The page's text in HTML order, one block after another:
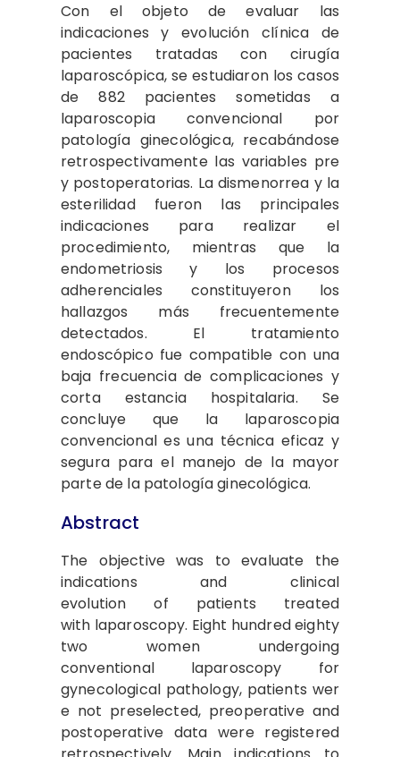
Con el objeto de evaluar las
indicaciones y evolución clínica de
pacientes tratadas con cirugía
laparoscópica, se estudiaron los casos
de 882 pacientes sometidas a
laparoscopia convencional por
patología ginecológica, recabándose
retrospectivamente las variables pre
y postoperatorias. La dismenorrea y la
esterilidad fueron las principales
indicaciones para realizar el
procedimiento, mientras que la
endometriosis y los procesos
adherenciales constituyeron los
hallazgos más frecuentemente
detectados. El tratamiento
endoscópico fue compatible con una
baja frecuencia de complicaciones y
corta estancia hospitalaria. Se
concluye que la laparoscopia
convencional es una técnica eficaz y
segura para el manejo de la mayor
parte de la patología ginecológica.
Abstract
The objective was to evaluate the
indications and clinical
evolution of patients treated
with laparoscopy. Eight hundred eighty
two women undergoing
conventional laparoscopy for
gynecological pathology, patients wer
e not preselected, preoperative and
postoperative data were registered